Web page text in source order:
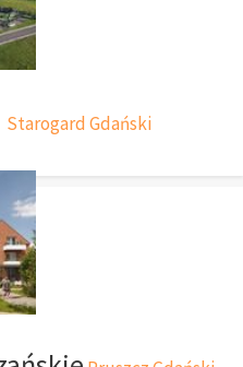
Starogard Gdański